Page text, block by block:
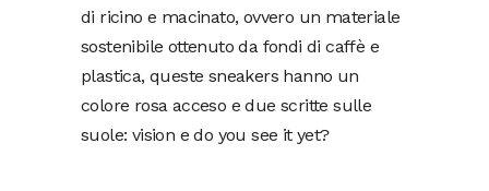
di ricino e macinato, ovvero un materiale
sostenibile ottenuto da fondi di caffè e
plastica, queste sneakers hanno un
colore rosa acceso e due scritte sulle
suole: vision e do you see it yet?